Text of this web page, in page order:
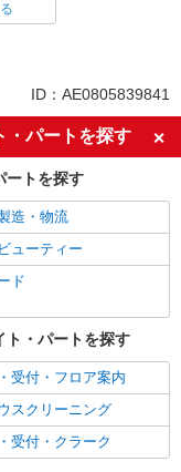
歓迎
代～）活躍中
代～）活躍中
日以上
務OK
務OK
上場企業のグループ会
ID：AE0805839841
・パートを探す
ートを探す
造・物流
ューティー
ド
ト・パートを探す
受付・フロア案内
スクリーニング
受付・クラーク